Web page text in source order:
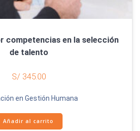
competencias en la selección
de talento
S/ 345.00
en Gestión Humana
Añadir al carrito